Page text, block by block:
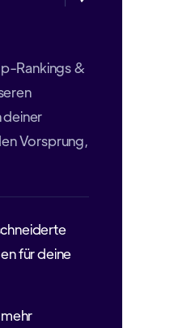
Rankings &
deiner
Vorsprung,
für deine